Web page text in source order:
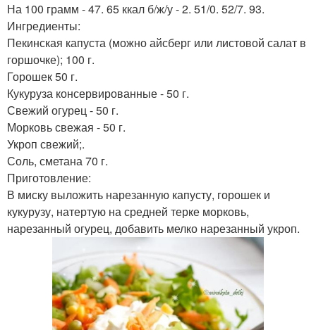
На 100 грамм - 47. 65 ккал б/ж/у - 2. 51/0. 52/7. 93.
Ингредиенты:
Пекинская капуста (можно айсберг или листовой салат в
горшочке); 100 г.
Горошек 50 г.
Кукуруза консервированные - 50 г.
Свежий огурец - 50 г.
Морковь свежая - 50 г.
Укроп свежий;.
Соль, сметана 70 г.
Приготовление:
В миску выложить нарезанную капусту, горошек и
кукурузу, натертую на средней терке морковь,
нарезанный огурец, добавить мелко нарезанный укроп.